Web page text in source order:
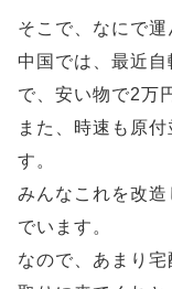
そこで、なにで運
中国では、最近
で、安い物で2万
また、時速も原
す。
みんなこれを改
でいます。
なので、あまり宅